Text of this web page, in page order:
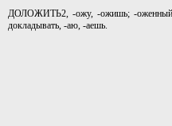
ДОЛОЖИТЬ2, -ожу, -ожишь; -оженный;
докладывать, -аю, -аешь.